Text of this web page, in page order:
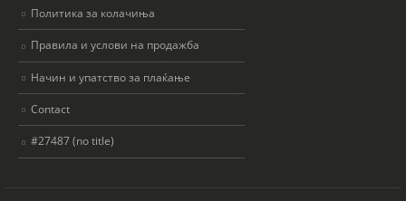
Политика за колачиња
Правила и услови на продажба
Начин и упатство за плаќање
Contact
#27487 (no title)